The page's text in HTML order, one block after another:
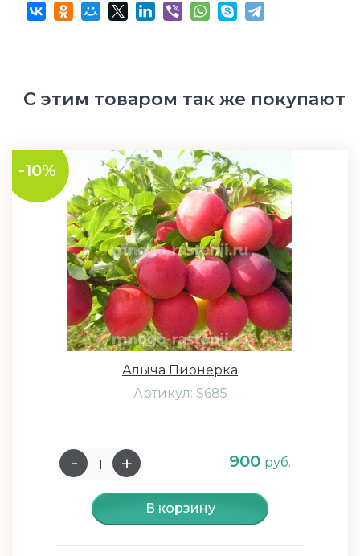
С этим товаром так же покупают
-10%
Алыча Пионерка
Артикул: S685
900 руб.
В корзину